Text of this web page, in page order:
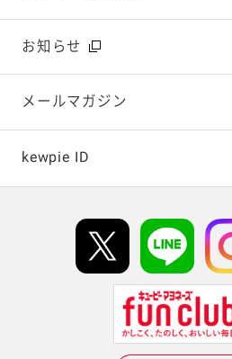
広告ギャラリー
テレビ・ラジオ
キャンペーン・イベント
お知らせ
メールマガジン
kewpie ID
Hi! kewpieについて
Qummyについて